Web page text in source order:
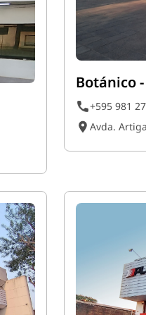
Botánico
+595 981
Avda.